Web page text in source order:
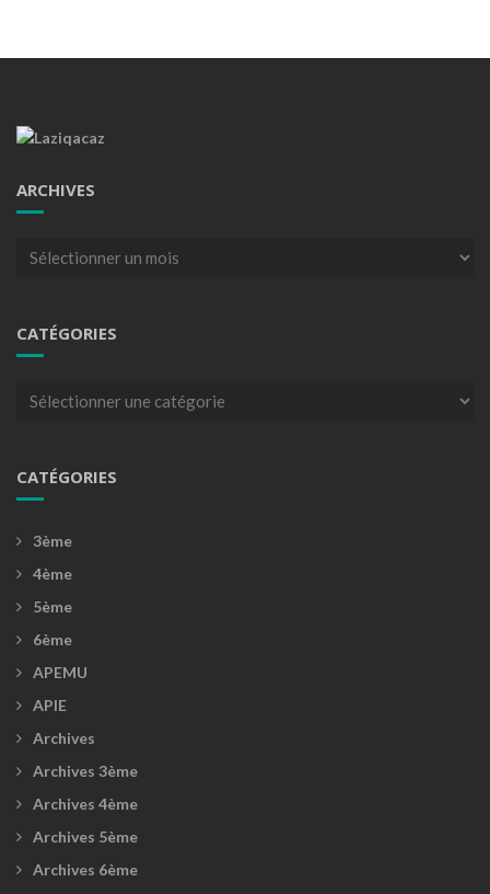
ARCHIVES
Archives
CATÉGORIES
Catégories
CATÉGORIES
3ème
4ème
5ème
6ème
APEMU
APIE
Archives
Archives 3ème
Archives 4ème
Archives 5ème
Archives 6ème